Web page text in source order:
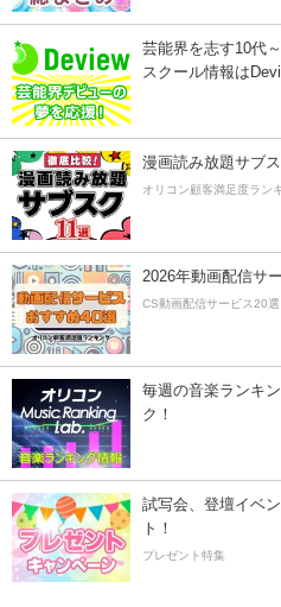
芸能界を志す10代
スクール情報は
漫画読み放題サブ
オリコン顧客満足度ラン
2026年動画配信サ
CS動画配信サービス20選
毎週の音楽ランキ
ク！
試写会、登壇イベ
ト！
プレゼント特集